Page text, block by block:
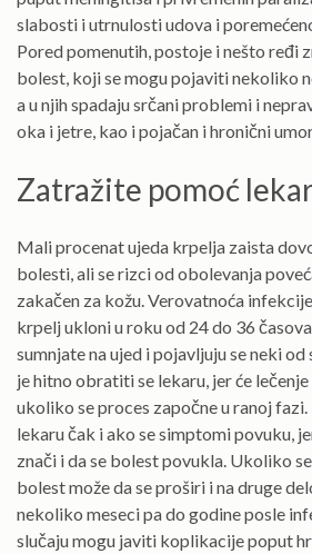
slabosti i utrnulosti udova i
Pored pomenutih, postoje i nešto ređi
bolest, koji se mogu pojaviti nekoliko
a u njih spadaju srčani problemi i
oka i jetre, kao i pojačan i hronični
Zatražite pomoć
Mali procenat ujeda krpelja zaista
bolesti, ali se rizci od obolevanja
zakačen za kožu. Verovatnoća
krpelj ukloni u roku od 24 do 36
sumnjate na ujed i pojavljuju se neki
je hitno obratiti se lekaru, jer će
ukoliko se proces započne u ranoj
lekaru čak i ako se simptomi povuku,
znači i da se bolest povukla. Ukoliko
bolest može da se proširi i na druge
nekoliko meseci pa do godine posle
slučaju mogu javiti koplikacije poput